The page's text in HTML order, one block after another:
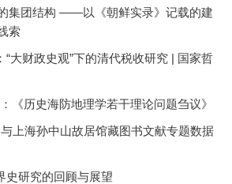
集团结构 ——以《朝鲜实录》记载的建
索
大财政史观”下的清代税收研究 | 国家哲
《历史海防地理学若干理论问题刍议》
上海孙中山故居馆藏图书文献专题数据
史研究的回顾与展望